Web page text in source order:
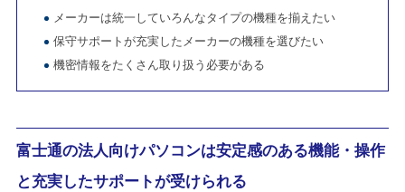
メーカーは統一していろんなタイプの機種を揃えたい
保守サポートが充実したメーカーの機種を選びたい
機密情報をたくさん取り扱う必要がある
富士通の法人向けパソコンは安定感のある機能・操作
と充実したサポートが受けられる